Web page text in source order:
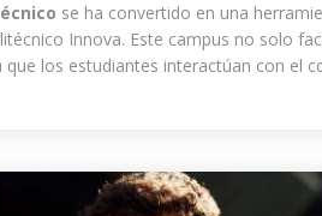
se ha convertido en una
Innova. Este campus no solo
los estudiantes interactúan con el